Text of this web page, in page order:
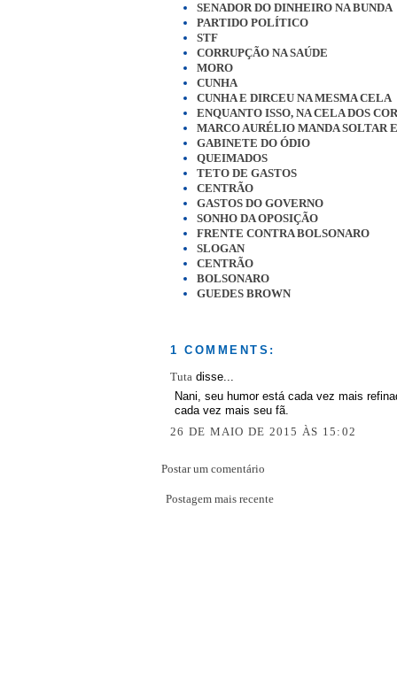
SENADOR DO DINHEIRO NA BUNDA
PARTIDO POLÍTICO
STF
CORRUPÇÃO NA SAÚDE
MORO
CUNHA
CUNHA E DIRCEU NA MESMA CELA
ENQUANTO ISSO, NA CELA DOS
MARCO AURÉLIO MANDA SOLTAR
GABINETE DO ÓDIO
QUEIMADOS
TETO DE GASTOS
CENTRÃO
GASTOS DO GOVERNO
SONHO DA OPOSIÇÃO
FRENTE CONTRA BOLSONARO
SLOGAN
CENTRÃO
BOLSONARO
GUEDES BROWN
1 COMMENTS:
Tuta disse...
Nani, seu humor está cada vez mais
cada vez mais seu fã.
26 DE MAIO DE 2015 ÀS 15:02
Postar um comentário
Postagem mais recente